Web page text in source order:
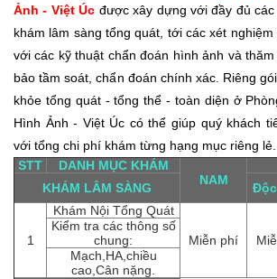
Ảnh - Việt Úc được xây dựng với đầy đủ
khám lâm sàng tổng quát, tới các xét
với các kỹ thuật chẩn đoán hình ảnh và
bảo tầm soát, chẩn đoán chính xác. Riêng
khỏe tổng quát - tổng thể - toàn diện ở
Hình Ảnh - Việt Úc có thể giúp quý khách
với tổng chi phí khám từng hạng mục riêng lẻ.
STT
DANH MỤC KHÁM
NAM
KHÁM LÂM SÀNG
1
Khám Nội Tổng Quát
Miễn phí
Kiểm tra các thông số
chung:
Mạch,HA,chiều
cao,Cân nặng.